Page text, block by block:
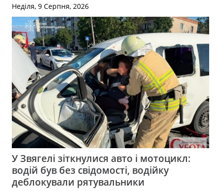
Неділя, 9 Серпня, 2026
У Звягелі зіткнулися авто і мотоцикл:
водій був без свідомості, водійку
деблокували рятувальники